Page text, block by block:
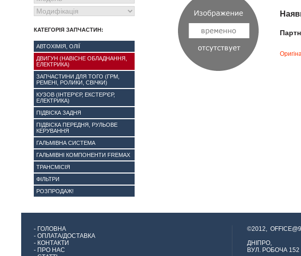
КАТЕГОРІЯ ЗАПЧАСТИН:
АВТОХІМІЯ, ОЛІЇ
ДВИГУН (НАВІСНЕ ОБЛАДНАННЯ,
ЕЛЕКТРИКА)
ЗАПЧАСТИНИ ДЛЯ ТОГО (ГРМ,
РЕМЕНІ, РОЛИКИ, СВІЧКИ)
КУЗОВ (ІНТЕР'ЄР, ЕКСТЕР'ЄР,
ЕЛЕКТРИКА)
ПІДВІСКА ЗАДНЯ
ПІДВІСКА ПЕРЕДНЯ, РУЛЬОВЕ
КЕРУВАННЯ
ГАЛЬМІВНА СИСТЕМА
ГАЛЬМІВНІ КОМПОНЕНТИ FREMAX
ТРАНСМІСІЯ
ФІЛЬТРИ
РОЗПРОДАЖ!
- ГОЛОВНА
- ОПЛАТА/ДОСТАВКА
- КОНТАКТИ
- ПРО НАС
©2012,
ДНІПРО,
ВУЛ. РОБОЧА 152